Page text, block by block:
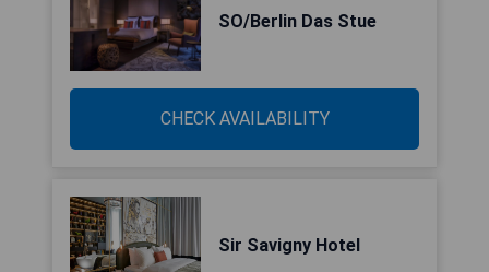
SO/Berlin Das Stue
CHECK AVAILABILITY
Sir Savigny Hotel